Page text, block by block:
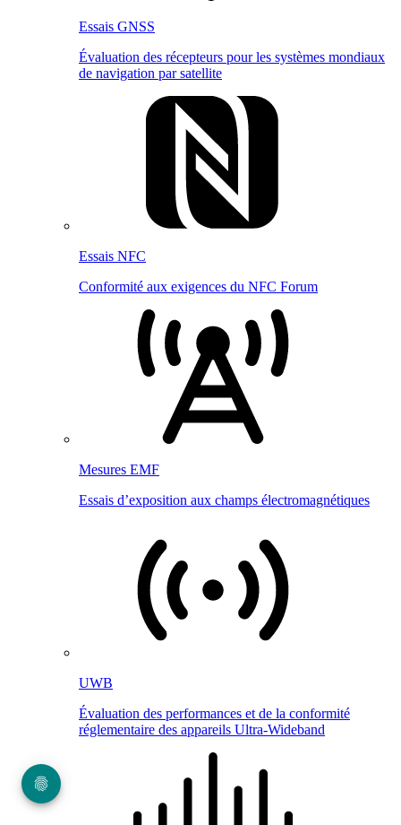
Essais GNSS
Évaluation des récepteurs pour les systèmes mondiaux
de navigation par satellite
Essais NFC
Conformité aux exigences du NFC Forum
Mesures EMF
Essais d’exposition aux champs électromagnétiques
UWB
Évaluation des performances et de la conformité
réglementaire des appareils Ultra-Wideband